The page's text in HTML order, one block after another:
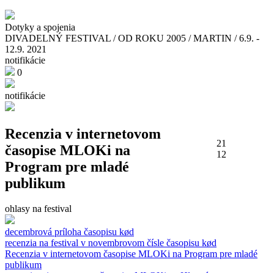
Dotyky a spojenia
DIVADELNÝ FESTIVAL / OD ROKU 2005 / MARTIN / 6.9. -
12.9. 2021
notifikácie
0
notifikácie
21
12
Recenzia v internetovom
časopise MLOKi na
Program pre mladé
publikum
ohlasy na festival
decembrová príloha časopisu kød
recenzia na festival v novembrovom čísle časopisu kød
Recenzia v internetovom časopise MLOKi na Program pre mladé
publikum